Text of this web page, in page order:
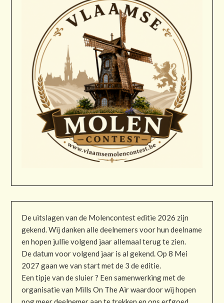
De uitslagen van de Molencontest editie 2026 zijn
gekend. Wij danken alle deelnemers voor hun deelname
en hopen jullie volgend jaar allemaal terug te zien.
De datum voor volgend jaar is al gekend. Op 8 Mei
2027 gaan we van start met de 3 de editie.
Een tipje van de sluier ? Een samenwerking met de
organisatie van Mills On The Air waardoor wij hopen